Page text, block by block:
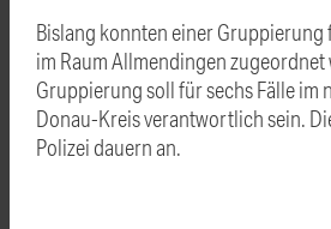
Bislang konnten einer
im Raum Allmendingen
Gruppierung soll für sechs Fälle im
Donau-Kreis verantwortlich sein.
Polizei dauern an.